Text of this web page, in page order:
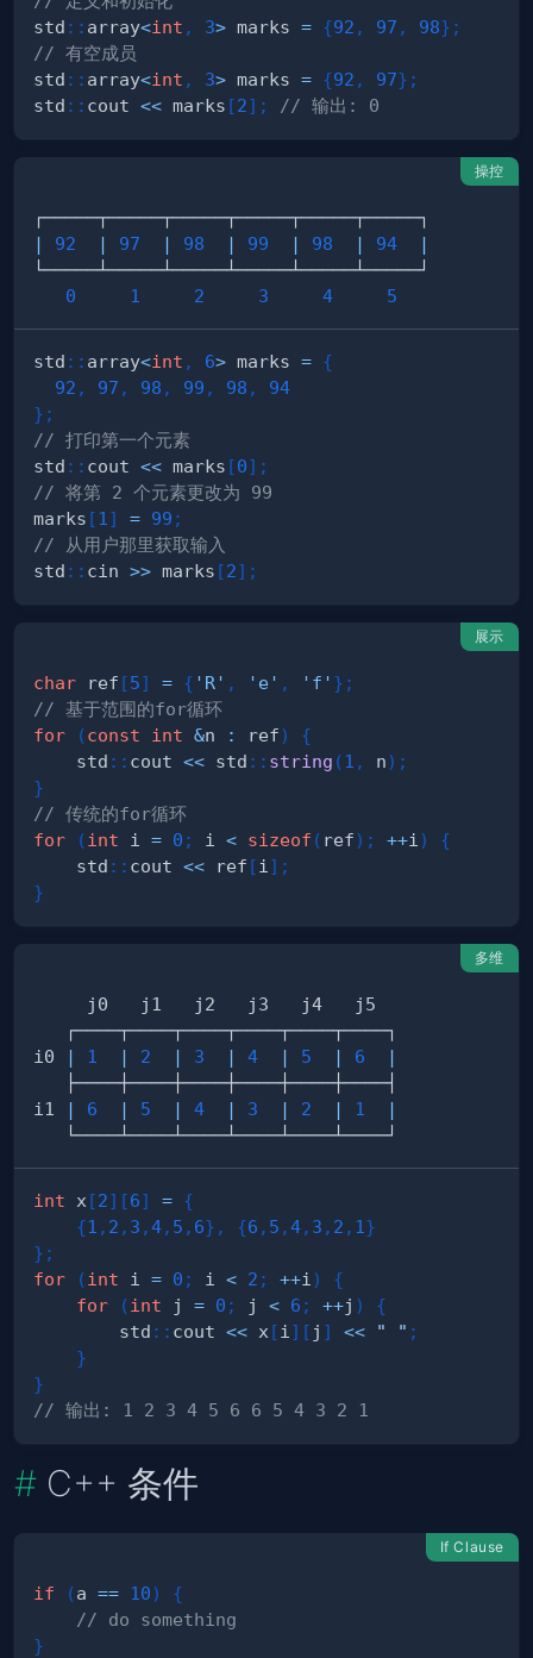
std :: array<int , 3> marks = {92 , 97 , 98} ;
// 有空成员
std :: array<int , 3> marks = {92 , 97} ;
std :: cout << marks [2] ; // 输出: 0
操控
|
92 | 97 | 98 | 99 | 98 | 94
|
0
1 2 3 4 5
std :: array<int , 6> marks = {
92 , 97 , 98 , 99 , 98 ,
94
} ;
// 打印第一个元素
std :: cout << marks [0] ;
// 将第 2 个元素更改为 99
marks [1 ] = 99 ;
// 从用户那里获取输入
std :: cin >> marks [2] ;
展示
char ref [5] = { 'R' , 'e' , 'f' } ;
// 基于范围的for循环
for
(const int &n : ref)
{
    std
:: cout << std :: string (1 , n) ;
}
// 传统的for循环
for
(int i = 0 ; i < sizeof ( ref) ; ++i )
{
    std
:: cout << ref [ i ] ;
}
多维
i0
| 1 | 2 | 3 | 4 | 5 | 6
|
i1
| 6 | 5 | 4 | 3 | 2 | 1
|
int x [2] [6] = {
{1 , 2 , 3 ,4, 5 , 6} , {6 , 5 ,4, 3 , 2 , 1 }
} ;
for
(int i = 0 ; i < 2 ; ++i )
{
for
(int j = 0 ; j < 6 ; ++j )
{
        std
:: cout << x [ i ] [ j ] << " " ;
}
}
// 输出: 1 2 3 4 5 6 6 5 4 3 2 1
C++ 条件
If Clause
if (a == 10)
{
// do something
}